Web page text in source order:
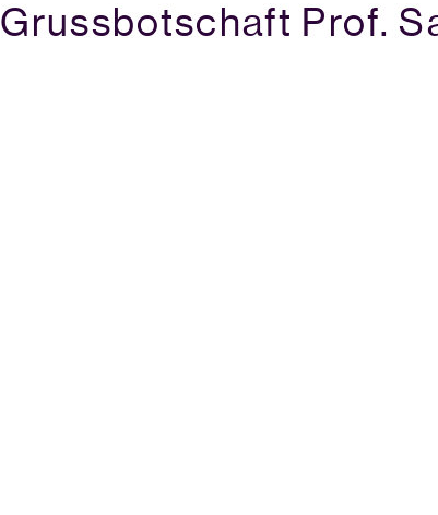
Grussbotschaft Prof.